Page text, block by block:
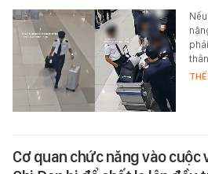
Cơ quan chức năng vào cuộc